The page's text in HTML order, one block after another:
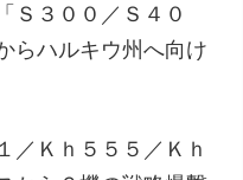
Ｓ３００／Ｓ４０
らハルキウ州へ向け
／Ｋｈ５５５／Ｋｈ